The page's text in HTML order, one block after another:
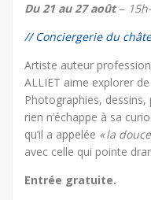
Du 21 au 27 août–
// Conciergerie du
Artiste auteur
ALLIET aime explorer
Photographies,
rien n’échappe à sa
qu’il a appelée « la
avec celle qui pointe
Entrée gratuite.